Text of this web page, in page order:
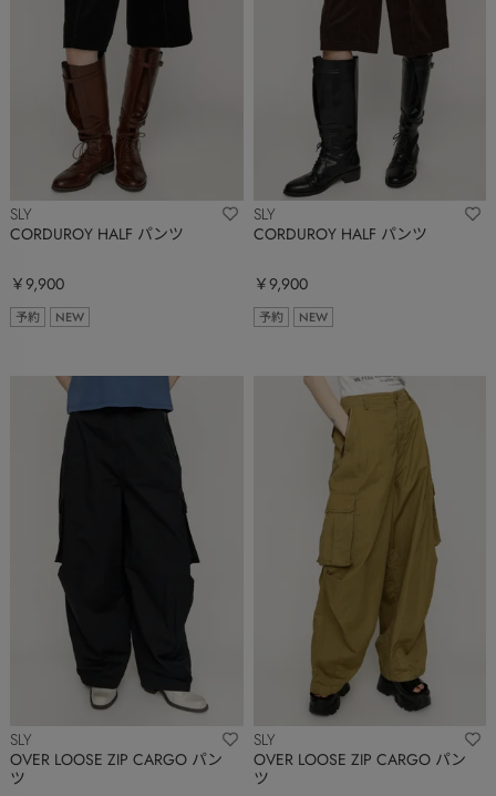
SLY
CORDUROY HALF パンツ
￥9,900
予約 NEW
SLY
CORDUROY HALF パンツ
￥9,900
予約 NEW
SLY
OVER LOOSE ZIP CARGO パン
ツ
SLY
OVER LOOSE ZIP CARGO パン
ツ